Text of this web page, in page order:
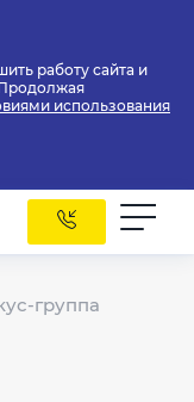
работу сайта и
использования
группа